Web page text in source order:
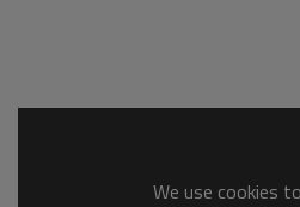
We use cookies